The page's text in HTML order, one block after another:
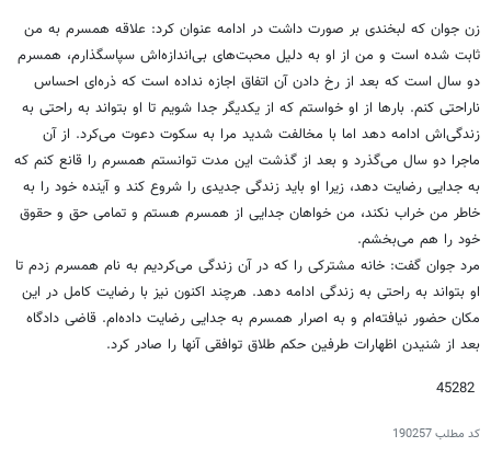
زن جوان که لبخندی بر صورت داشت در ادامه عنوان کرد: علاقه همسرم به من
ثابت شده است و من از او به دلیل محبت‌های بی‌اندازه‌اش سپاسگذارم، همسرم
دو سال است که بعد از رخ دادن آن اتفاق اجازه نداده است که ذره‌ای احساس
ناراحتی کنم. بارها از او خواستم که از یکدیگر جدا شویم تا او بتواند به راحتی به
زندگی‌اش ادامه دهد اما با مخالفت شدید مرا به سکوت دعوت می‌کرد. از آن
ماجرا دو سال می‌گذرد و بعد از گذشت این مدت توانستم همسرم را قانع کنم که
به جدایی رضایت دهد، زیرا او باید زندگی جدیدی را شروع کند و آینده خود را به
خاطر من خراب نکند، من خواهان جدایی از همسرم هستم و تمامی حق و حقوق
خود را هم می‌بخشم.
مرد جوان گفت: خانه مشترکی را که در آن زندگی می‌کردیم به نام همسرم زدم تا
او بتواند به راحتی به زندگی ادامه دهد. هرچند اکنون نیز با رضایت کامل در این
مکان حضور نیافته‌ام و به اصرار همسرم به جدایی رضایت داده‌ام. قاضی دادگاه
بعد از شنیدن اظهارات طرفین حکم طلاق توافقی آنها را صادر کرد.
کد مطلب190257